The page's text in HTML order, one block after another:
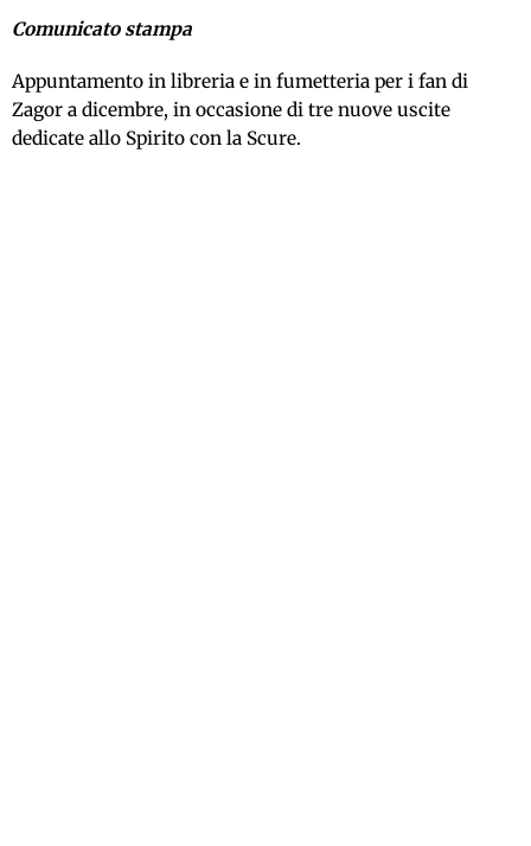
Comunicato stampa
Appuntamento in libreria e in fumetteria per i fan di
Zagor a dicembre, in occasione di tre nuove uscite
dedicate allo Spirito con la Scure.